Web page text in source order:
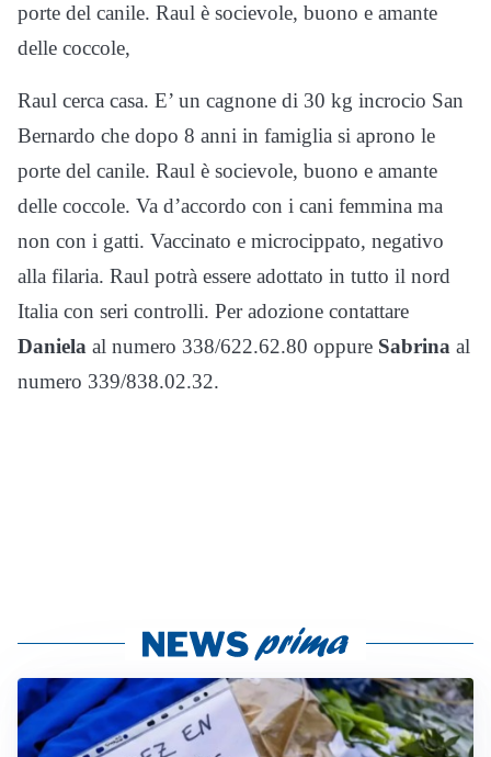
porte del canile. Raul è socievole, buono e amante
delle coccole,
Raul cerca casa. E’ un cagnone di 30 kg incrocio San
Bernardo che dopo 8 anni in famiglia si aprono le
porte del canile. Raul è socievole, buono e amante
delle coccole. Va d’accordo con i cani femmina ma
non con i gatti. Vaccinato e microcippato, negativo
alla filaria. Raul potrà essere adottato in tutto il nord
Italia con seri controlli. Per adozione contattare
Daniela al numero 338/622.62.80 oppure Sabrina al
numero 339/838.02.32.